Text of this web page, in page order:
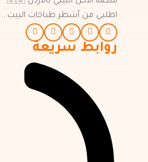
اطلبي من أشطر طباخات البيت…
روابط سريعة